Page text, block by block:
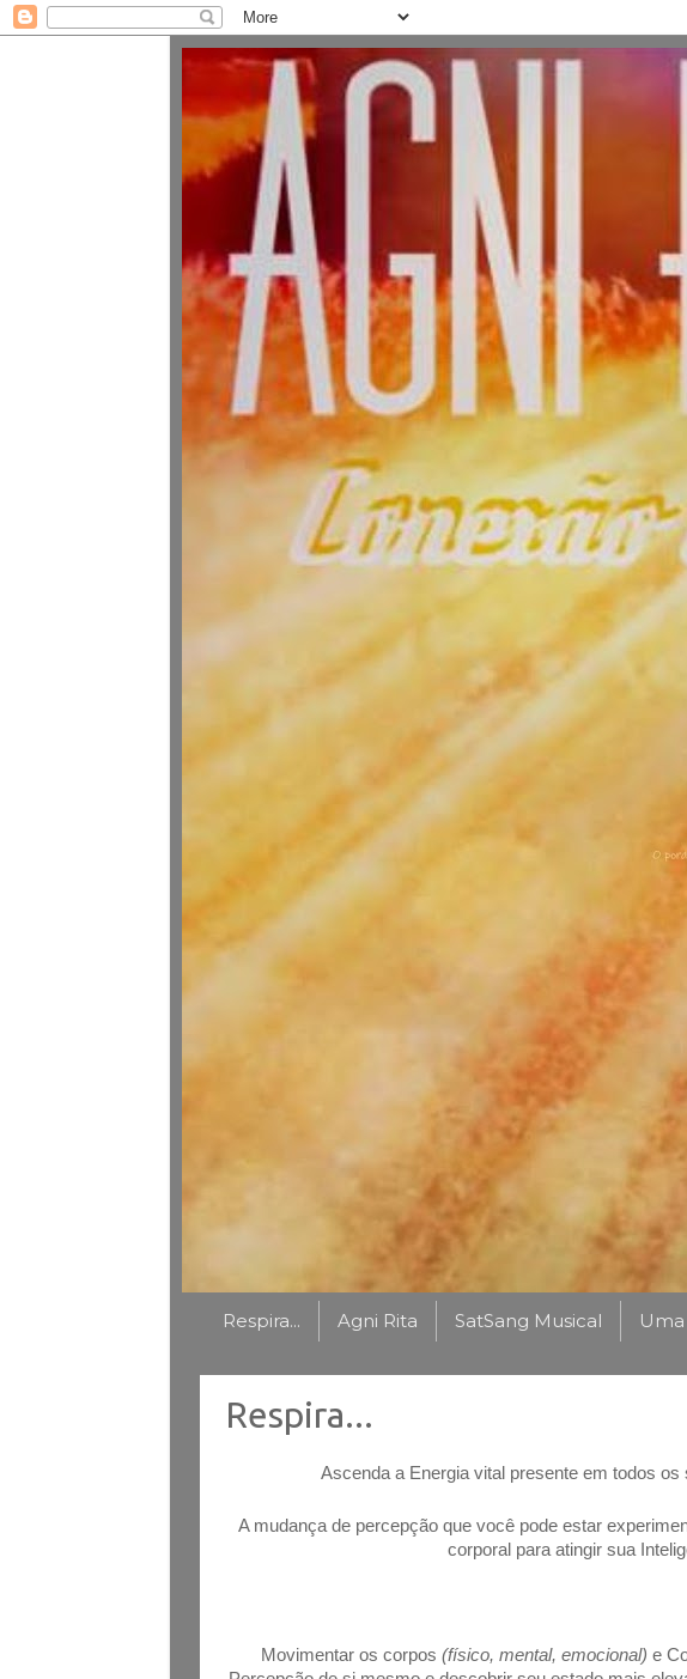
Respira... Agni Rita SatSang Musical
Respira...
Ascenda a Energia vital presente em todos
A mudança de percepção que você pode estar
corporal para atingir sua
Movimentar os corpos (físico, mental, emocional) e